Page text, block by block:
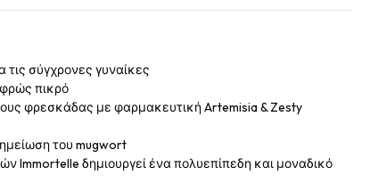
σύγχρονες γυναίκες
πικρό
φρεσκάδας με φαρμακευτική Artemisia & Zesty
του mugwort
Immortelle δημιουργεί ένα πολυεπίπεδη και μοναδικό